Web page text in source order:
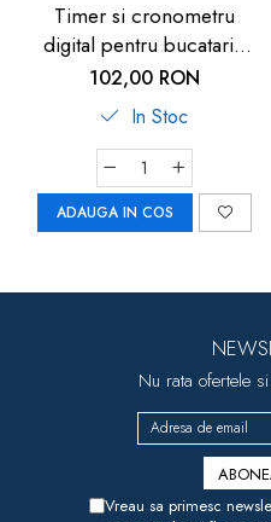
Timer si cronometru
digital pentru bucatarie
TFA 38.2022.01, suport
magnetic
102,00 RON
In Stoc
ADAUGA IN COS
Nu rata ofertele
Vreau sa primesc